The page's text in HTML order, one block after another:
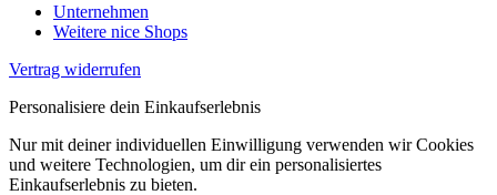
Unternehmen
Weitere nice Shops
Vertrag widerrufen
Personalisiere dein Einkaufserlebnis
Nur mit deiner individuellen Einwilligung verwenden wir Cookies
und weitere Technologien, um dir ein personalisiertes
Einkaufserlebnis zu bieten.